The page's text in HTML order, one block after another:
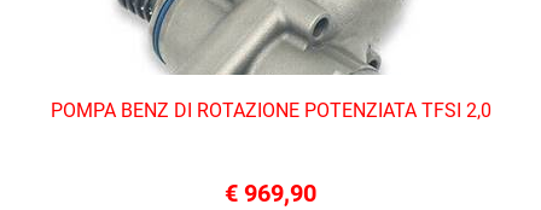
POMPA BENZ DI ROTAZIONE POTENZIATA TFSI 2,0
€ 969,90